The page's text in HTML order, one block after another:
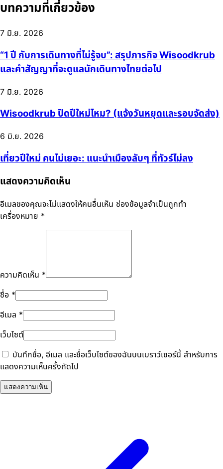
บทความที่เกี่ยวข้อง
7 มิ.ย. 2026
“1 ปี กับการเดินทางที่ไม่รู้จบ”: สรุปภารกิจ Wisoodkrub
และคำสัญญาที่จะดูแลนักเดินทางไทยต่อไป
7 มิ.ย. 2026
Wisoodkrub ปิดปีใหม่ไหม? (แจ้งวันหยุดและรอบจัดส่ง)
6 มิ.ย. 2026
เที่ยวปีใหม่ คนไม่เยอะ: แนะนำเมืองลับๆ ที่ทัวร์ไม่ลง
แสดงความคิดเห็น
อีเมลของคุณจะไม่แสดงให้คนอื่นเห็น ช่องข้อมูลจำเป็นถูกทำ
เครื่องหมาย *
ความคิดเห็น *
ชื่อ *
อีเมล *
เว็บไซต์
บันทึกชื่อ, อีเมล และชื่อเว็บไซต์ของฉันบนเบราว์เซอร์นี้ สำหรับการ
แสดงความเห็นครั้งถัดไป